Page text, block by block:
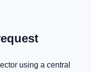
using a central